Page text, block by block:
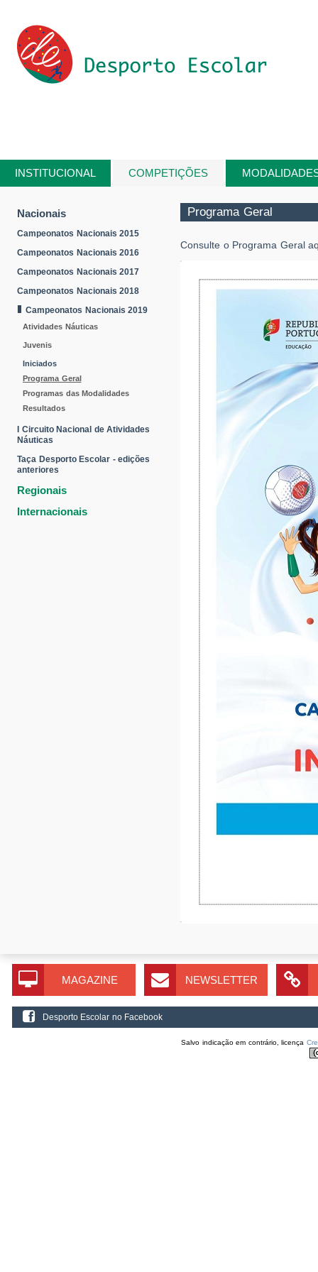
INSTITUCIONAL COMPETIÇÕES
Está aqui
Nacionais
Campeonatos Nacionais 2015
Campeonatos Nacionais 2016
Campeonatos Nacionais 2017
Campeonatos Nacionais 2018
Campeonatos Nacionais 2019
Atividades Náuticas
Juvenis
Iniciados
Programa Geral
Programas das Modalidades
Resultados
I Circuito Nacional de Atividades
Náuticas
Taça Desporto Escolar - edições
anteriores
Regionais
Internacionais
Programa Geral
Consulte o Programa Geral
MAGAZINE NEWSLETTER
Desporto Escolar no Facebook
Salvo indicação em contrário, licença